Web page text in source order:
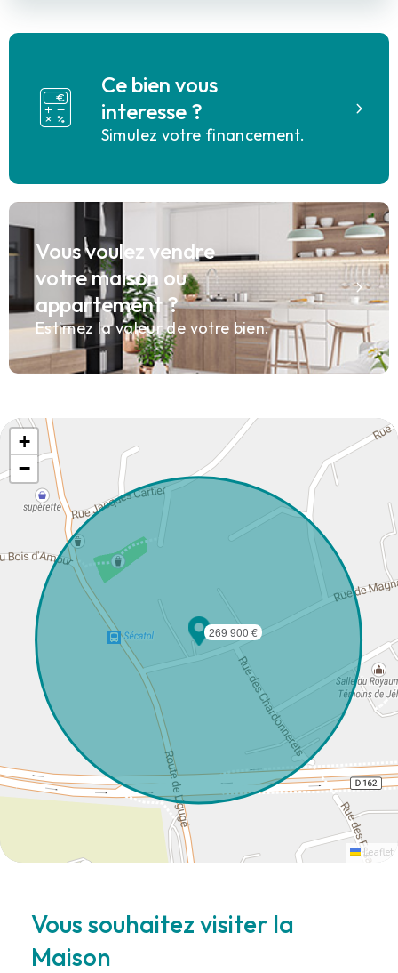
Ce bien vous
interesse ?
Simulez votre financement.
Vous voulez vendre
votre maison ou
appartement ?
Estimez la valeur de votre bien.
269 900 €
+
−
Leaflet
Vous souhaitez visiter la
Maison